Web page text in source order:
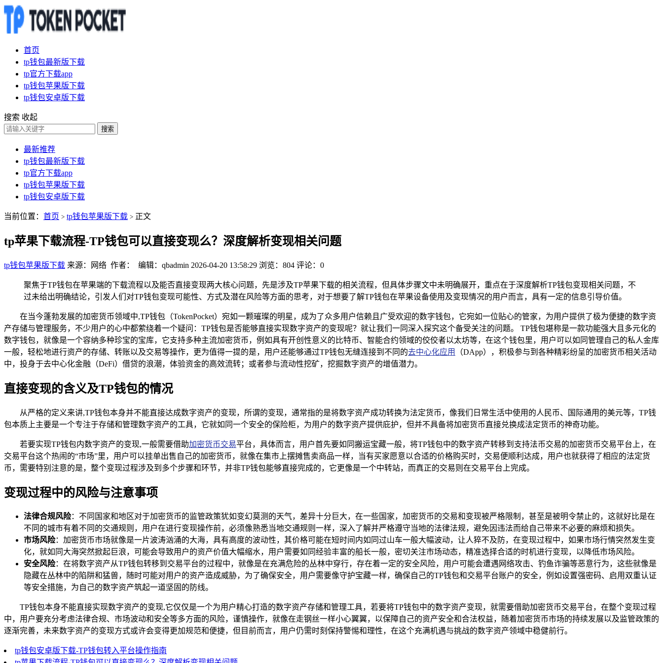
首页
tp钱包最新版下载
tp官方下载app
tp钱包苹果版下载
tp钱包安卓版下载
搜索 收起
搜索
最新推荐
tp钱包最新版下载
tp官方下载app
tp钱包苹果版下载
tp钱包安卓版下载
当前位置： 首页 > tp钱包苹果版下载 > 正文
tp苹果下载流程-TP钱包可以直接变现么？深度解析变现相关问题
tp钱包苹果版下载 来源：网络 作者： 编辑：qbadmin 2026-04-20 13:58:29 浏览：804 评论：0
聚焦于TP钱包在苹果端的下载流程以及能否直接变现两大核心问题，先是涉及TP苹果下载的相关流程，但具体步骤文中未明确展开，重点在于深度解析TP钱包变现相关问题，不
过未给出明确结论，引发人们对TP钱包变现可能性、方式及潜在风险等方面的思考，对于想要了解TP钱包在苹果设备使用及变现情况的用户而言，具有一定的信息引导价值。
在当今蓬勃发展的加密货币领域中,TP钱包（TokenPocket）宛如一颗璀璨的明星，成为了众多用户信赖且广受欢迎的数字钱包，它宛如一位贴心的管家，为用户提供了极为便捷的数字资
产存储与管理服务，不少用户的心中都萦绕着一个疑问：TP钱包是否能够直接实现数字资产的变现呢？就让我们一同深入探究这个备受关注的问题。 TP钱包堪称是一款功能强大且多元化的
数字钱包，就像是一个容纳多种珍宝的宝库，它支持多种主流加密货币，例如具有开创性意义的比特币、智能合约领域的佼佼者以太坊等，在这个钱包里，用户可以如同管理自己的私人金库
一般，轻松地进行资产的存储、转账以及交易等操作，更为值得一提的是，用户还能够通过TP钱包无缝连接到不同的去中心化应用
（DApp），积极参与到各种精彩纷呈的加密货币相关活动
中，投身于去中心化金融（DeFi）借贷的浪潮，体验资金的高效流转；或者参与流动性挖矿，挖掘数字资产的增值潜力。
直接变现的含义及TP钱包的情况
从严格的定义来讲,TP钱包本身并不能直接达成数字资产的变现，所谓的变现，通常指的是将数字资产成功转换为法定货币，像我们日常生活中使用的人民币、国际通用的美元等，TP钱
包本质上主要是一个专注于存储和管理数字资产的工具，它就如同一个安全的保险柜，为用户的数字资产提供庇护，但并不具备将加密货币直接兑换成法定货币的神奇功能。
若要实现TP钱包内数字资产的变现,一般需要借助加密货币交易平台，具体而言，用户首先要如同搬运宝藏一般，将TP钱包中的数字资产转移到支持法币交易的加密货币交易平台上，在
交易平台这个热闹的“市场”里，用户可以挂单出售自己的加密货币，就像在集市上摆摊售卖商品一样，当有买家愿意以合适的价格购买时，交易便顺利达成，用户也就获得了相应的法定货
币，需要特别注意的是，整个变现过程涉及到多个步骤和环节，并非TP钱包能够直接完成的，它更像是一个中转站，而真正的交易则在交易平台上完成。
变现过程中的风险与注意事项
法律合规风险：不同国家和地区对于加密货币的监管政策犹如变幻莫测的天气，差异十分巨大，在一些国家，加密货币的交易和变现被严格限制，甚至是被明令禁止的，这就好比是在
不同的城市有着不同的交通规则，用户在进行变现操作前，必须像熟悉当地交通规则一样，深入了解并严格遵守当地的法律法规，避免因违法而给自己带来不必要的麻烦和损失。
市场风险：加密货币市场就像是一片波涛汹涌的大海，具有高度的波动性，其价格可能在短时间内如同过山车一般大幅波动，让人猝不及防，在变现过程中，如果市场行情突然发生变
化，就如同大海突然掀起巨浪，可能会导致用户的资产价值大幅缩水，用户需要如同经验丰富的船长一般，密切关注市场动态，精准选择合适的时机进行变现，以降低市场风险。
安全风险：在将数字资产从TP钱包转移到交易平台的过程中，就像是在充满危险的丛林中穿行，存在着一定的安全风险，用户可能会遭遇网络攻击、钓鱼诈骗等恶意行为，这些就像是
隐藏在丛林中的陷阱和猛兽，随时可能对用户的资产造成威胁，为了确保安全，用户需要像守护宝藏一样，确保自己的TP钱包和交易平台账户的安全，例如设置强密码、启用双重认证
等安全措施，为自己的数字资产筑起一道坚固的防线。
TP钱包本身不能直接实现数字资产的变现,它仅仅是一个为用户精心打造的数字资产存储和管理工具，若要将TP钱包中的数字资产变现，就需要借助加密货币交易平台，在整个变现过程
中，用户要充分考虑法律合规、市场波动和安全等多方面的风险，谨慎操作，就像在走钢丝一样小心翼翼，以保障自己的资产安全和合法权益，随着加密货币市场的持续发展以及监管政策的
逐渐完善，未来数字资产的变现方式或许会变得更加规范和便捷，但目前而言，用户仍需时刻保持警惕和理性，在这个充满机遇与挑战的数字资产领域中稳健前行。
tp钱包安卓版下载-TP钱包转入平台操作指南